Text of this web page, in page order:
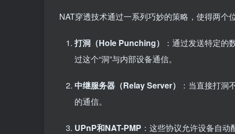
NAT穿透技术通过一系列巧妙的策略，使得两个
打洞（Hole Punching）
：通过发送特定的
过这个“洞”与内部设备通信。
中继服务器（Relay Server）
：当直接打洞
的通信。
UPnP和NAT-PMP ：这些协议允许设备自动